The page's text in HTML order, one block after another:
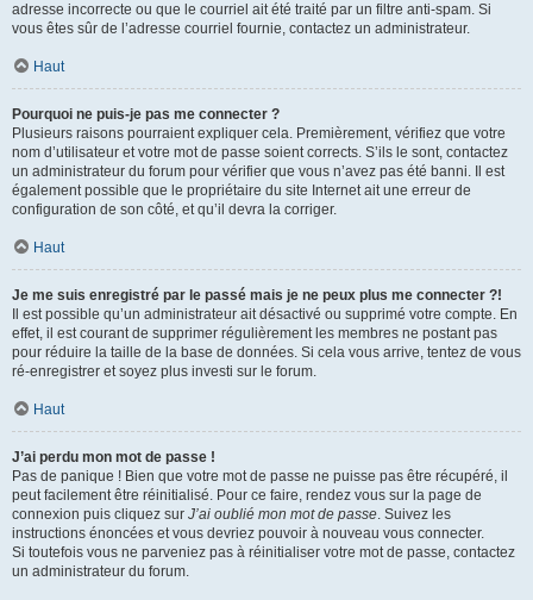
adresse incorrecte ou que le courriel ait été traité par un filtre anti-spam. Si
vous êtes sûr de l’adresse courriel fournie, contactez un administrateur.
Haut
Pourquoi ne puis-je pas me connecter ?
Plusieurs raisons pourraient expliquer cela. Premièrement, vérifiez que votre
nom d’utilisateur et votre mot de passe soient corrects. S’ils le sont, contactez
un administrateur du forum pour vérifier que vous n’avez pas été banni. Il est
également possible que le propriétaire du site Internet ait une erreur de
configuration de son côté, et qu’il devra la corriger.
Haut
Je me suis enregistré par le passé mais je ne peux plus me connecter ?!
Il est possible qu’un administrateur ait désactivé ou supprimé votre compte. En
effet, il est courant de supprimer régulièrement les membres ne postant pas
pour réduire la taille de la base de données. Si cela vous arrive, tentez de vous
ré-enregistrer et soyez plus investi sur le forum.
Haut
J’ai perdu mon mot de passe !
Pas de panique ! Bien que votre mot de passe ne puisse pas être récupéré, il
peut facilement être réinitialisé. Pour ce faire, rendez vous sur la page de
connexion puis cliquez sur J’ai oublié mon mot de passe. Suivez les
instructions énoncées et vous devriez pouvoir à nouveau vous connecter.
Si toutefois vous ne parveniez pas à réinitialiser votre mot de passe, contactez
un administrateur du forum.